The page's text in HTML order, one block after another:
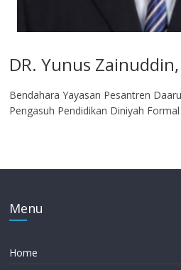
DR. Yunus
Bendahara Yayasan Pesantren
Pengasuh Pendidikan Diniyah Formal
Menu
Home